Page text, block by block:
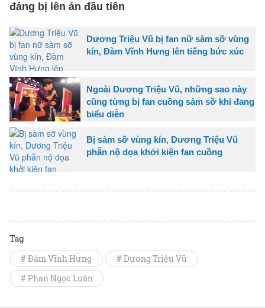
đáng bị lên án đầu tiên
Dương Triệu Vũ bị fan nữ sàm sỡ vùng
kín, Đàm Vĩnh Hưng lên tiếng bức xúc
Ngoài Dương Triệu Vũ, những sao này
cũng từng bị fan cuồng sàm sỡ khi đang
biểu diễn
Bị sàm sỡ vùng kín, Dương Triệu Vũ
phẫn nộ dọa khởi kiện fan cuồng
Tag
# Đàm Vĩnh Hưng
# Dương Triệu Vũ
# Phan Ngọc Luân